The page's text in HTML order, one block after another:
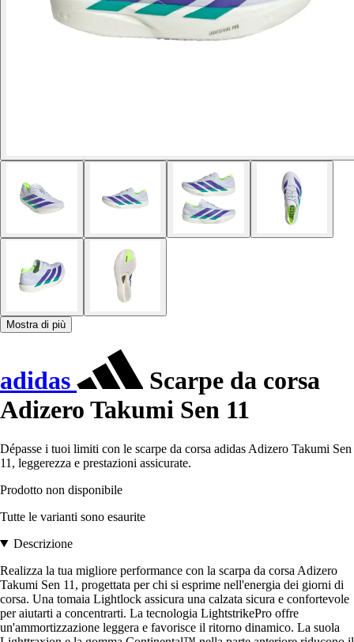
Mostra di più
adidas
Scarpe da corsa
Adizero Takumi Sen 11
Dépasse i tuoi limiti con le scarpe da corsa adidas Adizero Takumi Sen
11, leggerezza e prestazioni assicurate.
Prodotto non disponibile
Tutte le varianti sono esaurite
Descrizione
Realizza la tua migliore performance con la scarpa da corsa Adizero
Takumi Sen 11, progettata per chi si esprime nell'energia dei giorni di
corsa. Una tomaia Lightlock assicura una calzata sicura e confortevole
per aiutarti a concentrarti. La tecnologia LightstrikePro offre
un'ammortizzazione leggera e favorisce il ritorno dinamico. La suola